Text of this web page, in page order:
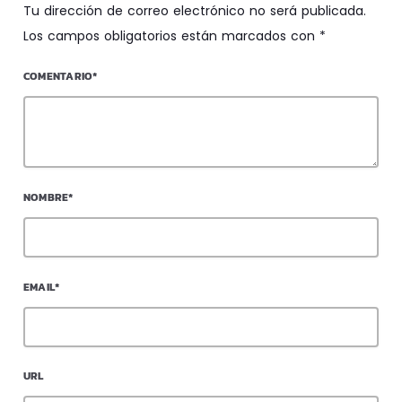
Tu dirección de correo electrónico no será publicada.
Los campos obligatorios están marcados con *
COMENTARIO*
NOMBRE*
EMAIL*
URL